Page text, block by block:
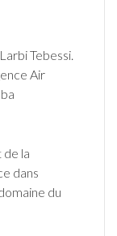
Tebessi.
Air
la
dans
du